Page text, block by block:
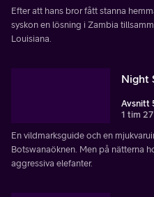
Efter att hans bror fått stanna
syskon en lösning i Zambia
Louisiana.
Night
Avsnitt
1 tim
En vildmarksguide och en
Botswanaöknen. Men på nätterna
aggressiva elefanter.